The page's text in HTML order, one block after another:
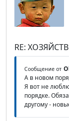
RE:
Сообщение от
А в новом
Я вот не
порядке.
другому -